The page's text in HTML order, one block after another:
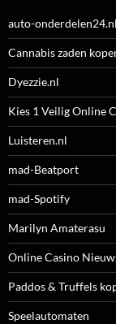
auto-onderdelen24.nl
Cannabis zaden
Dyezzie.nl
Kies 1 Veilig Online
Luisteren.nl
mad-Beatport
mad-Spotify
Marilyn Amaterasu
Online Casino
Paddos & Truffels
Speelautomaten